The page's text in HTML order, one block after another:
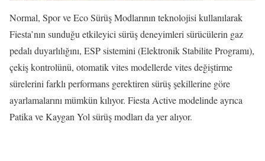
Normal, Spor ve Eco Sürüş Modlarının teknolojisi kullanılarak
Fiesta’nın sunduğu etkileyici sürüş deneyimleri sürücülerin gaz
pedalı duyarlılığını, ESP sistemini (Elektronik Stabilite Programı),
çekiş kontrolünü, otomatik vites modellerde vites değiştirme
sürelerini farklı performans gerektiren sürüş şekillerine göre
ayarlamalarını mümkün kılıyor. Fiesta Active modelinde ayrıca
Patika ve Kaygan Yol sürüş modları da yer alıyor.